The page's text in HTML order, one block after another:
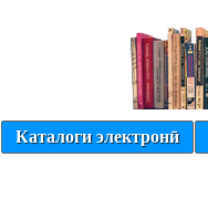
Каталоги электронӣ